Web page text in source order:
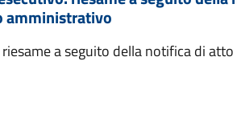
amministrativo
a seguito della notifica di